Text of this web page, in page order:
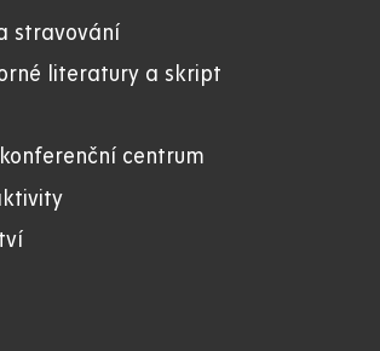
stravování
literatury a skript
centrum